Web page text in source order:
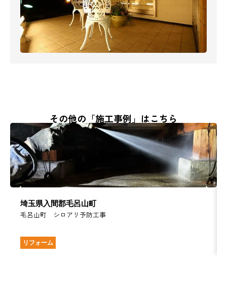
その他の「施工事例」はこちら
埼玉県入間郡毛呂山町
毛呂山町 シロアリ予防工事
リフォーム